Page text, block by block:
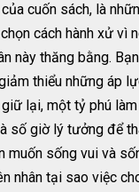
cuốn sách, là
cách hành xử vì
này thăng bằng.
thiểu những áp
lại, một tỷ phú
số giờ lý tưởng để
muốn sống vui và
nhân tại sao việc